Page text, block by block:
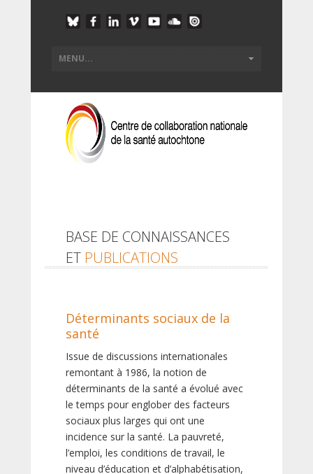
BASE DE CONNAISSANCES
ET PUBLICATIONS
Déterminants sociaux de la
santé
Issue de discussions internationales
remontant à 1986, la notion de
déterminants de la santé a évolué avec
le temps pour englober des facteurs
sociaux plus larges qui ont une
incidence sur la santé. La pauvreté,
l’emploi, les conditions de travail, le
niveau d’éducation et d’alphabétisation,